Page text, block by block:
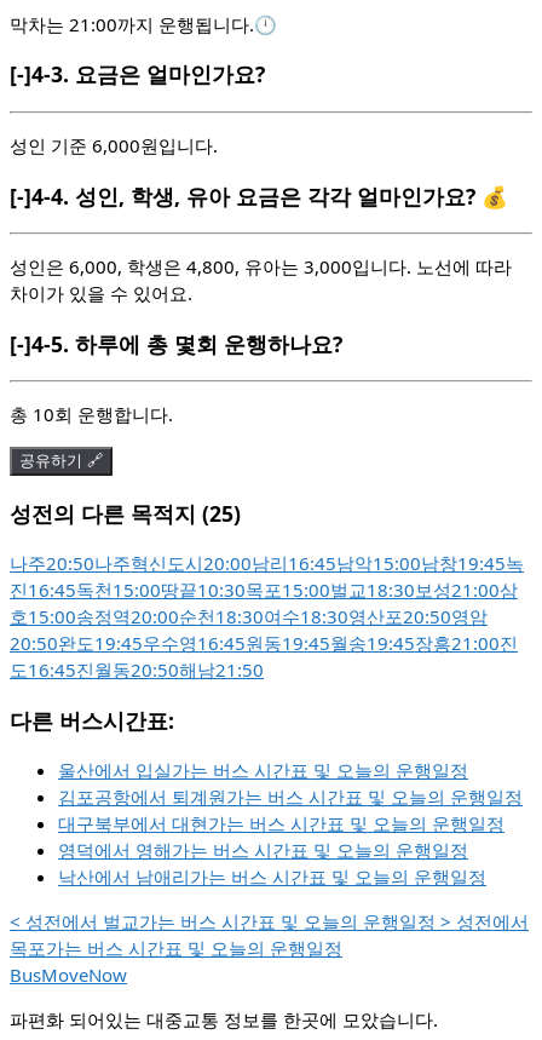
막차는 21:00까지 운행됩니다.🕛
[-]4-3. 요금은 얼마인가요?
성인 기준 6,000원입니다.
[-]4-4. 성인, 학생, 유아 요금은 각각 얼마인가요? 💰
성인은 6,000, 학생은 4,800, 유아는 3,000입니다. 노선에 따라
차이가 있을 수 있어요.
[-]4-5. 하루에 총 몇회 운행하나요?
총 10회 운행합니다.
공유하기 🔗
성전의 다른 목적지 (25)
나주20:50나주혁신도시20:00남리16:45남악15:00남창19:45녹
진16:45독천15:00땅끝10:30목포15:00벌교18:30보성21:00삼
호15:00송정역20:00순천18:30여수18:30영산포20:50영암
20:50완도19:45우수영16:45원동19:45월송19:45장흥21:00진
도16:45진월동20:50해남21:50
다른 버스시간표:
울산에서 입실가는 버스 시간표 및 오늘의 운행일정
김포공항에서 퇴계원가는 버스 시간표 및 오늘의 운행일정
대구북부에서 대현가는 버스 시간표 및 오늘의 운행일정
영덕에서 영해가는 버스 시간표 및 오늘의 운행일정
낙산에서 남애리가는 버스 시간표 및 오늘의 운행일정
< 성전에서 벌교가는 버스 시간표 및 오늘의 운행일정 > 성전에서
목포가는 버스 시간표 및 오늘의 운행일정
BusMoveNow
파편화 되어있는 대중교통 정보를 한곳에 모았습니다.